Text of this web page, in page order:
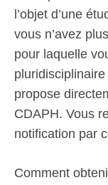
l’objet d’une
vous n’avez
pour laquelle
propose
CDAPH. Vous
notification par
Comment